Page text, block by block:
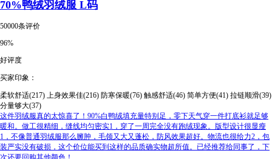
70%鸭绒羽绒服 L码
50000条评价
96%
好评度
买家印象：
柔软舒适(217) 上身效果佳(216) 防寒保暖(76) 触感舒适(46) 简单方便(41) 拉链顺滑(39)
分量够大(37)
这件羽绒服真的太惊喜了！90%白鸭绒填充量特别足，零下天气穿一件打底衫就足够
暖和。做工很精细，缝线均匀密实1，穿了一周完全没有跑绒现象。版型设计很显瘦
1，不像普通羽绒服那么臃肿，毛领又大又蓬松，防风效果超好。物流也很给力2，包
装严实没有破损，这个价位能买到这样的品质确实物超所值。已经推荐给同事了，下
次还要回购其他颜色！